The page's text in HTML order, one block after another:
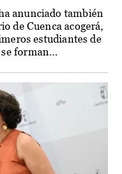
anunciado también
de Cuenca acogerá,
estudiantes de
forman...